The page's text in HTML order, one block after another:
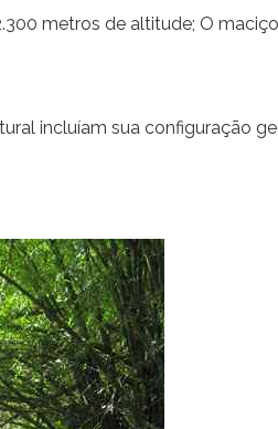
metros de altitude; O
incluíam sua configuração